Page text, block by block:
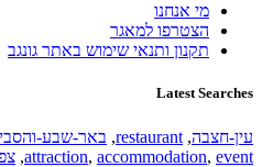
מי אנחנו
הצטרפו למאגר
תקנון ותנאי שימוש באתר גונגב
Latest Searches
עין-חצבה,
restaurant
, באר-שבע-
attraction, accommodation, event
,